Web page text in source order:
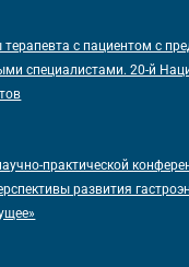
с пациентом с
специалистами. 20-й
практической
развития